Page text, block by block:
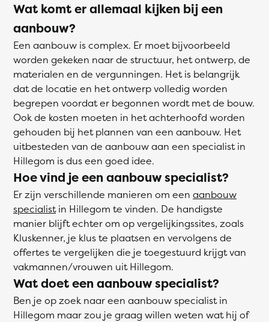
Wat komt er allemaal kijken bij een
aanbouw?
Een aanbouw is complex. Er moet bijvoorbeeld
worden gekeken naar de structuur, het ontwerp, de
materialen en de vergunningen. Het is belangrijk
dat de locatie en het ontwerp volledig worden
begrepen voordat er begonnen wordt met de bouw.
Ook de kosten moeten in het achterhoofd worden
gehouden bij het plannen van een aanbouw. Het
uitbesteden van de aanbouw aan een specialist in
Hillegom is dus een goed idee.
Hoe vind je een aanbouw specialist?
Er zijn verschillende manieren om een aanbouw
specialistin Hillegom te vinden. De handigste
manier blijft echter om op vergelijkingssites, zoals
Kluskenner, je klus te plaatsen en vervolgens de
offertes te vergelijken die je toegestuurd krijgt van
vakmannen/vrouwen uit Hillegom.
Wat doet een aanbouw specialist?
Ben je op zoek naar een aanbouw specialist in
Hillegom maar zou je graag willen weten wat hij of